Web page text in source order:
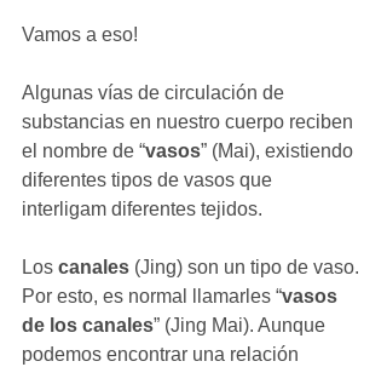
Vamos a eso!
Algunas vías de circulación de
substancias en nuestro cuerpo reciben
el nombre de “vasos” (Mai), existiendo
diferentes tipos de vasos que
interligam diferentes tejidos.
Los canales (Jing) son un tipo de vaso.
Por esto, es normal llamarles “vasos
de los canales” (Jing Mai). Aunque
podemos encontrar una relación